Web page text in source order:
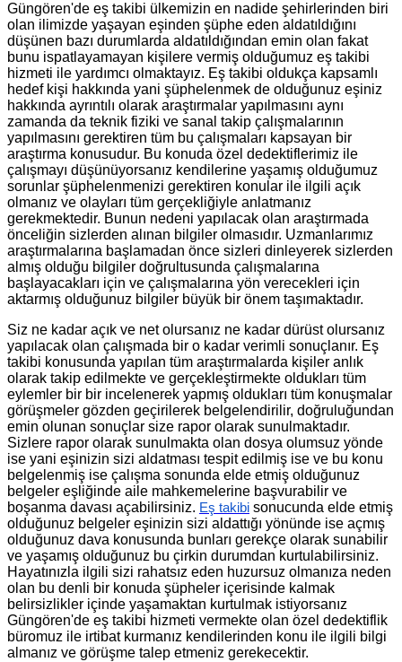
Güngören'de eş takibi ülkemizin en nadide şehirlerinden biri
olan ilimizde yaşayan eşinden şüphe eden aldatıldığını
düşünen bazı durumlarda aldatıldığından emin olan fakat
bunu ispatlayamayan kişilere vermiş olduğumuz eş takibi
hizmeti ile yardımcı olmaktayız. Eş takibi oldukça kapsamlı
hedef kişi hakkında yani şüphelenmek de olduğunuz eşiniz
hakkında ayrıntılı olarak araştırmalar yapılmasını aynı
zamanda da teknik fiziki ve sanal takip çalışmalarının
yapılmasını gerektiren tüm bu çalışmaları kapsayan bir
araştırma konusudur. Bu konuda özel dedektiflerimiz ile
çalışmayı düşünüyorsanız kendilerine yaşamış olduğumuz
sorunlar şüphelenmenizi gerektiren konular ile ilgili açık
olmanız ve olayları tüm gerçekliğiyle anlatmanız
gerekmektedir. Bunun nedeni yapılacak olan araştırmada
önceliğin sizlerden alınan bilgiler olmasıdır. Uzmanlarımız
araştırmalarına başlamadan önce sizleri dinleyerek sizlerden
almış olduğu bilgiler doğrultusunda çalışmalarına
başlayacakları için ve çalışmalarına yön verecekleri için
aktarmış olduğunuz bilgiler büyük bir önem taşımaktadır.
Siz ne kadar açık ve net olursanız ne kadar dürüst olursanız
yapılacak olan çalışmada bir o kadar verimli sonuçlanır. Eş
takibi konusunda yapılan tüm araştırmalarda kişiler anlık
olarak takip edilmekte ve gerçekleştirmekte oldukları tüm
eylemler bir bir incelenerek yapmış oldukları tüm konuşmalar
görüşmeler gözden geçirilerek belgelendirilir, doğruluğundan
emin olunan sonuçlar size rapor olarak sunulmaktadır.
Sizlere rapor olarak sunulmakta olan dosya olumsuz yönde
ise yani eşinizin sizi aldatması tespit edilmiş ise ve bu konu
belgelenmiş ise çalışma sonunda elde etmiş olduğunuz
belgeler eşliğinde aile mahkemelerine başvurabilir ve
boşanma davası açabilirsiniz. Eş takibi sonucunda elde etmiş
olduğunuz belgeler eşinizin sizi aldattığı yönünde ise açmış
olduğunuz dava konusunda bunları gerekçe olarak sunabilir
ve yaşamış olduğunuz bu çirkin durumdan kurtulabilirsiniz.
Hayatınızla ilgili sizi rahatsız eden huzursuz olmanıza neden
olan bu denli bir konuda şüpheler içerisinde kalmak
belirsizlikler içinde yaşamaktan kurtulmak istiyorsanız
Güngören'de eş takibi hizmeti vermekte olan özel dedektiflik
büromuz ile irtibat kurmanız kendilerinden konu ile ilgili bilgi
almanız ve görüşme talep etmeniz gerekecektir.